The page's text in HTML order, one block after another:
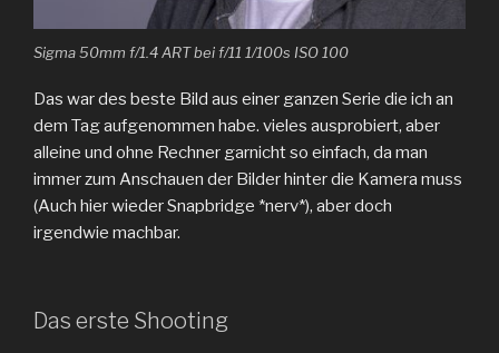
Sigma 50mm f/1.4 ART bei f/11 1/100s ISO 100
Das war des beste Bild aus einer ganzen Serie die ich an
dem Tag aufgenommen habe. vieles ausprobiert, aber
alleine und ohne Rechner garnicht so einfach, da man
immer zum Anschauen der Bilder hinter die Kamera muss
(Auch hier wieder Snapbridge *nerv*), aber doch
irgendwie machbar.
Das erste Shooting